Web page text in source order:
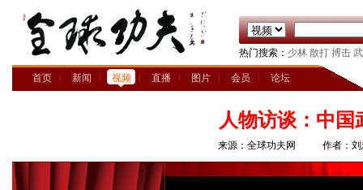
热门搜索： 少林 散打 搏击
首页 新闻 视频 直播 图片 会员 论坛
人物访谈：中
来源：全球功夫网 作者：